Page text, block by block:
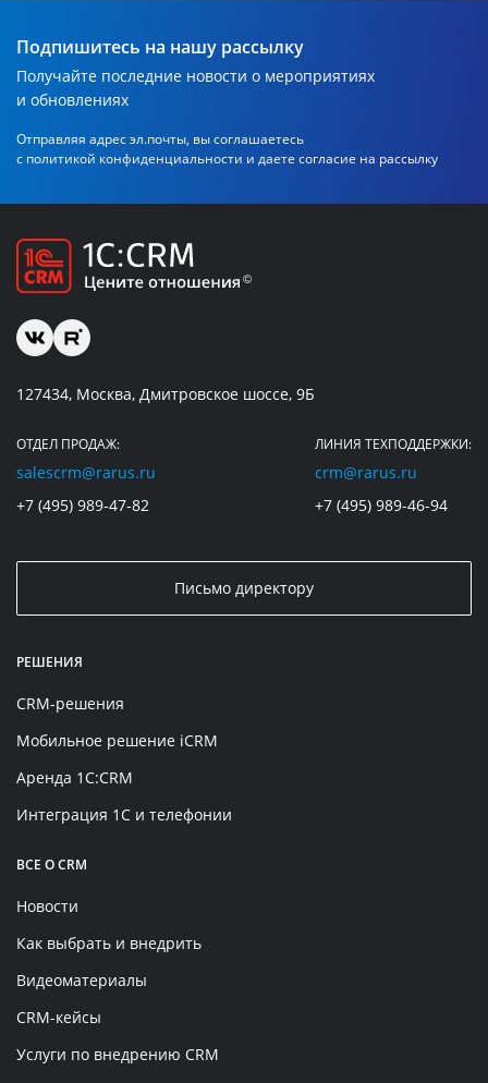
Подпишитесь на нашу рассылку
Получайте последние новости о мероприятиях
и обновлениях
Отправляя адрес эл.почты, вы соглашаетесь
с политикой конфиденциальности и даете согласие на рассылку
127434, Москва, Дмитровское шоссе, 9Б
ОТДЕЛ ПРОДАЖ:
salescrm@rarus.ru
+7 (495) 989-47-82
ЛИНИЯ ТЕХПОДДЕРЖКИ:
crm@rarus.ru
+7 (495) 989-46-94
Письмо директору
РЕШЕНИЯ
CRM-решения
Мобильное решение iCRM
Аренда 1C:CRM
Интеграция 1С и телефонии
ВСЕ О CRM
Новости
Как выбрать и внедрить
Видеоматериалы
CRM-кейсы
Услуги по внедрению CRM